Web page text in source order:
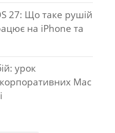
27: Що таке рушій
на iPhone та
урок
Mac